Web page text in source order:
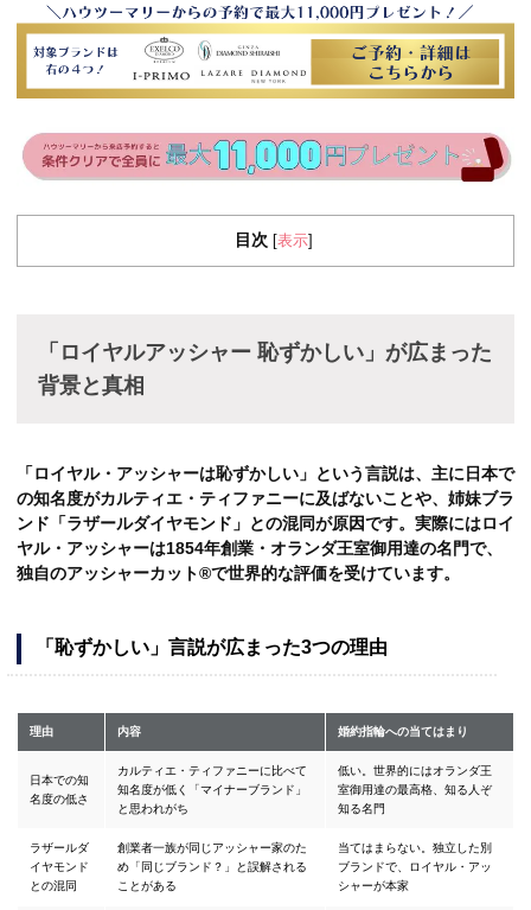
目次 表示
「ロイヤルアッシャー 恥ずかしい」が広まった
背景と真相
「ロイヤル・アッシャーは恥ずかしい」という言説は、主に日本で
の知名度がカルティエ・ティファニーに及ばないことや、姉妹ブラ
ンド「ラザールダイヤモンド」との混同が原因です。実際にはロイ
ヤル・アッシャーは1854年創業・オランダ王室御用達の名門で、
独自のアッシャーカット®で世界的な評価を受けています。
「恥ずかしい」言説が広まった3つの理由
理由 内容 婚約指輪への当てはまり
日本での知
名度の低さ
カルティエ・ティファニーに比べて
知名度が低く「マイナーブランド」
と思われがち
低い。世界的にはオランダ王
室御用達の最高格、知る人ぞ
知る名門
ラザールダ
イヤモンド
との混同
創業者一族が同じアッシャー家のた
め「同じブランド？」と誤解される
ことがある
当てはまらない。独立した別
ブランドで、ロイヤル・アッ
シャーが本家